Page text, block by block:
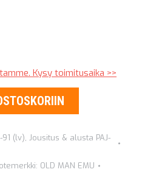
Kysy toimitusaika >>
(lv), Jousitus & alusta PAJ-
OLD MAN EMU